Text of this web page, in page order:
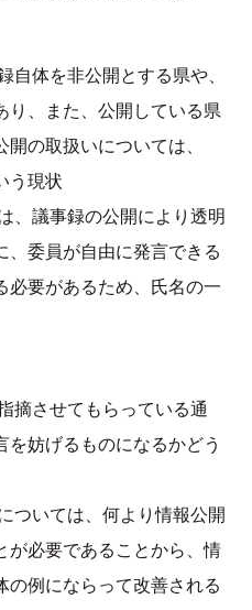
自体を非公開とする県や、
り、また、公開している県
の取扱いについては、
う現状
、議事録の公開により透明
、委員が自由に発言できる
必要があるため、氏名の一
摘させてもらっている通
を妨げるものになるかどう
ついては、何より情報公開
が必要であることから、情
の例にならって改善される